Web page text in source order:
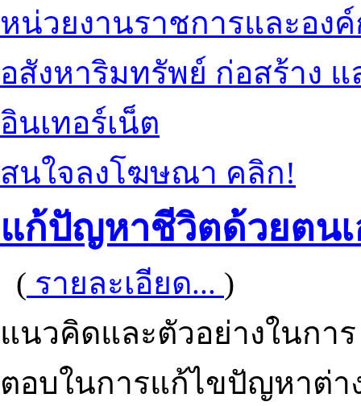
หน่วยงานราชการและอง
อสังหาริมทรัพย์ ก่อสร้าง
อินเทอร์เน็ต
สนใจลงโฆษณา คลิก!
แก้ปัญหาชีวิตด้วยตนเ
( รายละเอียด... )
แนวคิดและตัวอย่างในการ
ตอบในการแก้ไขปัญหาต่า